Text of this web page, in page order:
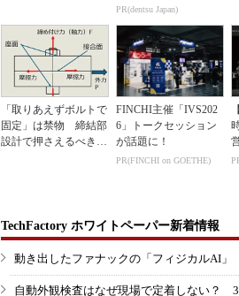
PR(dentsu Japan)
「取りあえずボルトで
固定」は禁物 締結部
設計で押さえるべき基
FINCHI主催「IVS202
6」トークセッション
が話題に！
PR(FINCHI on GOETHE)
TechFactory ホワイトペーパー新着情報
動き出したファナックの「フィジカルAI」
自動外観検査はなぜ現場で定着しない？